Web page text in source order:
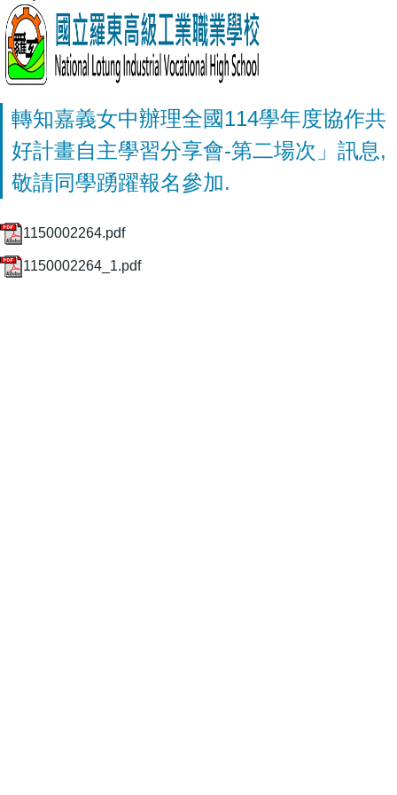
轉知嘉義女中辦理全國114學年度協作共
好計畫自主學習分享會-第二場次」訊息,
敬請同學踴躍報名參加.
1150002264.pdf
1150002264_1.pdf